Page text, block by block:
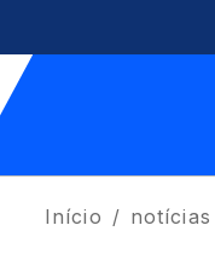
Início notícias